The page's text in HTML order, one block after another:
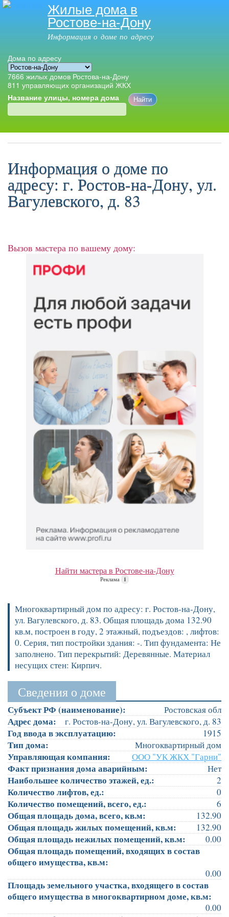
Перейти к
основному
содержанию
Жилые дома в
Ростове-на-Дону
Информация о доме по адресу
Дома по адресу
7666 жилых домов Ростова-на-Дону
811 управляющих организаций ЖКХ
Название улицы, номера дома
Главное меню
Информация о доме по
адресу: г. Ростов-на-Дону, ул.
Вагулевского, д. 83
Вызов мастера по вашему дому:
Найти мастера в Ростове-на-Дону
Реклама i
Многоквартирный дом по адресу: г. Ростов-на-Дону,
ул. Вагулевского, д. 83. Общая площадь дома 132.90
кв.м, построен в году, 2 этажный, подъездов: , лифтов:
0. Серия, тип постройки здания: -. Тип фундамента: Не
заполнено. Тип перекрытий: Деревянные. Материал
несущих стен: Кирпич.
Сведения о доме
Субъект РФ (наименование): Ростовская обл
Адрес дома: г. Ростов-на-Дону, ул. Вагулевского, д. 83
Год ввода в эксплуатацию: 1915
Тип дома: Многоквартирный дом
Управляющая компания: ООО "УК ЖКХ "Гарни"
Факт признания дома аварийным: Нет
Наибольшее количество этажей, ед.: 2
Количество лифтов, ед.: 0
Количество помещений, всего, ед.: 6
Общая площадь дома, всего, кв.м: 132.90
Общая площадь жилых помещений, кв.м: 132.90
Общая площадь нежилых помещений, кв.м: 0.00
Общая площадь помещений, входящих в состав
общего имущества, кв.м:
0.00
Площадь земельного участка, входящего в состав
общего имущества в многоквартирном доме, кв.м:
0.00